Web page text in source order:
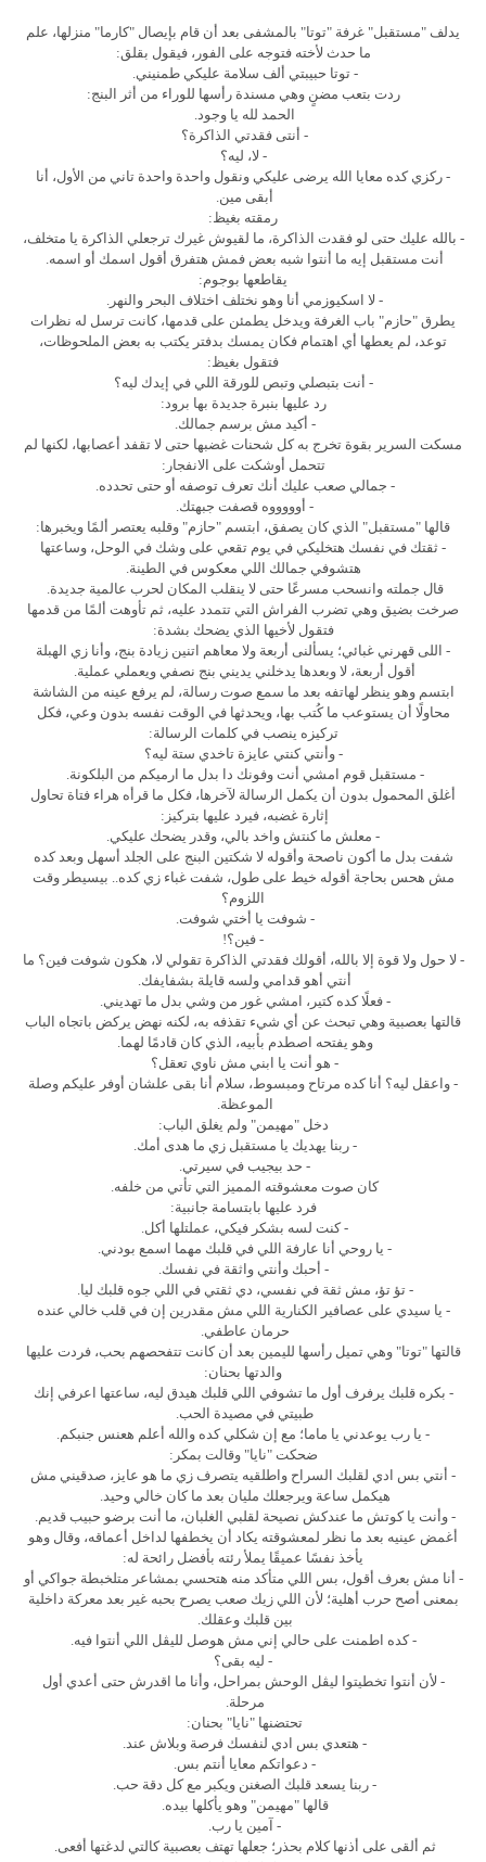
يدلف "مستقبل" غرفة "توتا" بالمشفى بعد أن قام بإيصال "كارما" منزلها، علم
ما حدث لأخته فتوجه على الفور، فيقول بقلق:
- توتا حبيبتي ألف سلامة عليكي طمنيني.
ردت بتعب مضنٍ وهي مسندة رأسها للوراء من أثر البنج:
الحمد لله يا وجود.
- أنتى فقدتي الذاكرة؟
- لا، ليه؟
- ركزي كده معايا الله يرضى عليكي ونقول واحدة واحدة تاني من الأول، أنا
أبقى مين.
رمقته بغيظ:
- بالله عليك حتى لو فقدت الذاكرة، ما لقيوش غيرك ترجعلي الذاكرة يا متخلف،
أنت مستقبل إيه ما أنتوا شبه بعض فمش هتفرق أقول اسمك أو اسمه.
يقاطعها بوجوم:
- لا اسكيوزمي أنا وهو نختلف اختلاف البحر والنهر.
يطرق "حازم" باب الغرفة ويدخل يطمئن على قدمها، كانت ترسل له نظرات
توعد، لم يعطها أي اهتمام فكان يمسك بدفتر يكتب به بعض الملحوظات،
فتقول بغيظ:
- أنت بتبصلي وتبص للورقة اللي في إيدك ليه؟
رد عليها بنبرة جديدة بها برود:
- أكيد مش برسم جمالك.
مسكت السرير بقوة تخرج به كل شحنات غضبها حتى لا تقفد أعصابها، لكنها لم
تتحمل أوشكت على الانفجار:
- جمالي صعب عليك أنك تعرف توصفه أو حتى تحدده.
- أوووووه قصفت جبهتك.
قالها "مستقبل" الذي كان يصفق، ابتسم "حازم" وقلبه يعتصر ألمًا ويخبرها:
- ثقتك في نفسك هتخليكي في يوم تقعي على وشك في الوحل، وساعتها
هتشوفي جمالك اللي معكوس في الطينة.
قال جملته وانسحب مسرعًا حتى لا ينقلب المكان لحرب عالمية جديدة.
صرخت بضيق وهي تضرب الفراش التي تتمدد عليه، ثم تأوهت ألمًا من قدمها
فتقول لأخيها الذي يضحك بشدة:
- اللى قهرني غبائي؛ يسألنى أربعة ولا معاهم اتنين زيادة بنج، وأنا زي الهبلة
أقول أربعة، لا وبعدها يدخلني يديني بنج نصفي ويعملي عملية.
ابتسم وهو ينظر لهاتفه بعد ما سمع صوت رسالة، لم يرفع عينه من الشاشة
محاولًا أن يستوعب ما كُتب بها، ويحدثها في الوقت نفسه بدون وعي، فكل
تركيزه ينصب في كلمات الرسالة:
- وأنتي كنتي عايزة تاخدي ستة ليه؟
- مستقبل قوم امشي أنت وفونك دا بدل ما ارميكم من البلكونة.
أغلق المحمول بدون أن يكمل الرسالة لآخرها، فكل ما قرأه هراء فتاة تحاول
إثارة غضبه، فيرد عليها بتركيز:
- معلش ما كنتش واخد بالي، وقدر يضحك عليكي.
شفت بدل ما أكون ناصحة وأقوله لا شكتين البنج على الجلد أسهل وبعد كده
مش هحس بحاجة أقوله خيط على طول، شفت غباء زي كده.. بيسيطر وقت
اللزوم؟
- شوفت يا أختي شوفت.
- فين؟!
- لا حول ولا قوة إلا بالله، أقولك فقدتي الذاكرة تقولي لا، هكون شوفت فين؟ ما
أنتي أهو قدامي ولسه قايلة بشفايفك.
- فعلًا كده كتير، امشي غور من وشي بدل ما تهديني.
قالتها بعصبية وهي تبحث عن أي شيء تقذفه به، لكنه نهض يركض باتجاه الباب
وهو يفتحه اصطدم بأبيه، الذي كان قادمًا لهما.
- هو أنت يا ابني مش ناوي تعقل؟
- واعقل ليه؟ أنا كده مرتاح ومبسوط، سلام أنا بقى علشان أوفر عليكم وصلة
الموعظة.
دخل "مهيمن" ولم يغلق الباب:
- ربنا يهديك يا مستقبل زي ما هدى أمك.
- حد بيجيب في سيرتي.
كان صوت معشوقته المميز التي تأتي من خلفه.
فرد عليها بابتسامة جانبية:
- كنت لسه بشكر فيكي، عملتلها أكل.
- يا روحي أنا عارفة اللي في قلبك مهما اسمع بودني.
- أحبك وأنتي واثقة في نفسك.
- تؤ تؤ، مش ثقة في نفسي، دي ثقتي في اللي جوه قلبك ليا.
- يا سيدي على عصافير الكنارية اللي مش مقدرين إن في قلب خالي عنده
حرمان عاطفي.
قالتها "توتا" وهي تميل رأسها لليمين بعد أن كانت تتفحصهم بحب، فردت عليها
والدتها بحنان:
- بكره قلبك يرفرف أول ما تشوفي اللي قلبك هيدق ليه، ساعتها اعرفي إنك
طبيتي في مصيدة الحب.
- يا رب يوعدني يا ماما؛ مع إن شكلي كده والله أعلم هعنس جنبكم.
ضحكت "نايا" وقالت بمكر:
- أنتي بس ادي لقلبك السراح واطلقيه يتصرف زي ما هو عايز، صدقيني مش
هيكمل ساعة ويرجعلك مليان بعد ما كان خالي وحيد.
- وأنت يا كوتش ما عندكش نصيحة لقلبي الغلبان، ما أنت برضو حبيب قديم.
أغمض عينيه بعد ما نظر لمعشوقته يكاد أن يخطفها لداخل أعماقه، وقال وهو
يأخذ نفسًا عميقًا يملأ رئته بأفضل رائحة له:
- أنا مش بعرف أقول، بس اللي متأكد منه هتحسي بمشاعر متلخبطة جواكي أو
بمعنى أصح حرب أهلية؛ لأن اللي زيك صعب يصرح بحبه غير بعد معركة داخلية
بين قلبك وعقلك.
- كده اطمنت على حالي إني مش هوصل لليڤل اللي أنتوا فيه.
- ليه بقى؟
- لأن أنتوا تخطيتوا ليڤل الوحش بمراحل، وأنا ما اقدرش حتى أعدي أول
مرحلة.
تحتضنها "نايا" بحنان:
- هتعدي بس ادي لنفسك فرصة وبلاش عند.
- دعواتكم معايا أنتم بس.
- ربنا يسعد قلبك الصغنن ويكبر مع كل دقة حب.
قالها "مهيمن" وهو يأكلها بيده.
- آمين يا رب.
ثم ألقى على أذنها كلام بحذر؛ جعلها تهتف بعصبية كالتي لدغتها أفعى.